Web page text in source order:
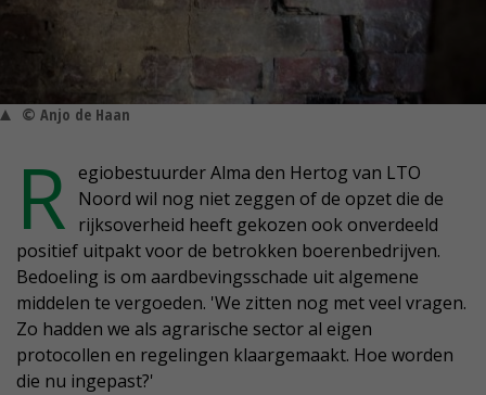
© Anjo de Haan
R egiobestuurder Alma den Hertog van LTO
Noord wil nog niet zeggen of de opzet die de
rijksoverheid heeft gekozen ook onverdeeld
positief uitpakt voor de betrokken boerenbedrijven.
Bedoeling is om aardbevingsschade uit algemene
middelen te vergoeden. 'We zitten nog met veel vragen.
Zo hadden we als agrarische sector al eigen
protocollen en regelingen klaargemaakt. Hoe worden
die nu ingepast?'